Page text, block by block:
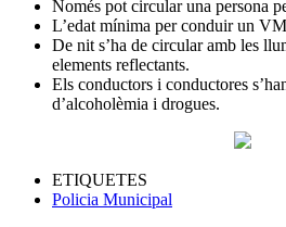
Només pot circular una persona
L’edat mínima per conduir un
De nit s’ha de circular amb les
elements reflectants.
Els conductors i conductores
d’alcoholèmia i drogues.
ETIQUETES
Policia Municipal